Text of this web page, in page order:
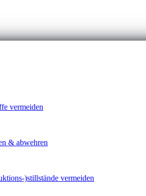
vermeiden
& abwehren
)stillstände vermeiden